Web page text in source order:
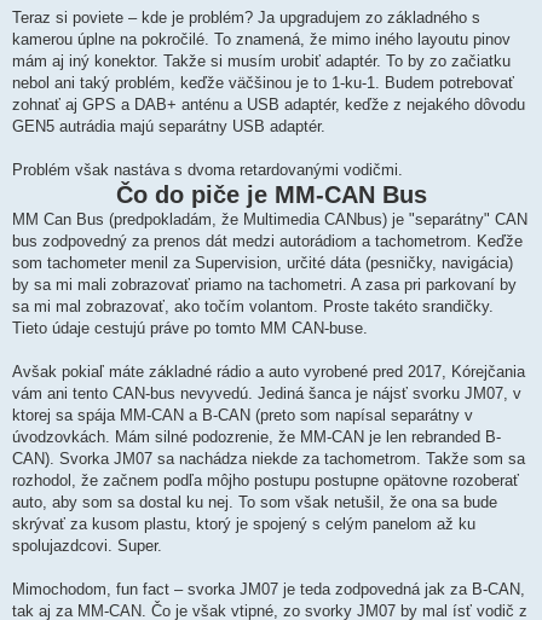
Teraz si poviete – kde je problém? Ja upgradujem zo základného s
kamerou úplne na pokročilé. To znamená, že mimo iného layoutu pinov
mám aj iný konektor. Takže si musím urobiť adaptér. To by zo začiatku
nebol ani taký problém, keďže väčšinou je to 1-ku-1. Budem potrebovať
zohnať aj GPS a DAB+ anténu a USB adaptér, keďže z nejakého dôvodu
GEN5 autrádia majú separátny USB adaptér.
Problém však nastáva s dvoma retardovanými vodičmi.
Čo do piče je MM-CAN Bus
MM Can Bus (predpokladám, že Multimedia CANbus) je "separátny" CAN
bus zodpovedný za prenos dát medzi autorádiom a tachometrom. Keďže
som tachometer menil za Supervision, určité dáta (pesničky, navigácia)
by sa mi mali zobrazovať priamo na tachometri. A zasa pri parkovaní by
sa mi mal zobrazovať, ako točím volantom. Proste takéto srandičky.
Tieto údaje cestujú práve po tomto MM CAN-buse.
Avšak pokiaľ máte základné rádio a auto vyrobené pred 2017, Kórejčania
vám ani tento CAN-bus nevyvedú. Jediná šanca je nájsť svorku JM07, v
ktorej sa spája MM-CAN a B-CAN (preto som napísal separátny v
úvodzovkách. Mám silné podozrenie, že MM-CAN je len rebranded B-
CAN). Svorka JM07 sa nachádza niekde za tachometrom. Takže som sa
rozhodol, že začnem podľa môjho postupu postupne opätovne rozoberať
auto, aby som sa dostal ku nej. To som však netušil, že ona sa bude
skrývať za kusom plastu, ktorý je spojený s celým panelom až ku
spolujazdcovi. Super.
Mimochodom, fun fact – svorka JM07 je teda zodpovedná jak za B-CAN,
tak aj za MM-CAN. Čo je však vtipné, zo svorky JM07 by mal ísť vodič z